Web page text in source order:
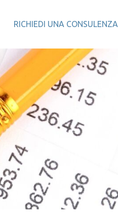
RICHIEDI UNA CONSULENZA